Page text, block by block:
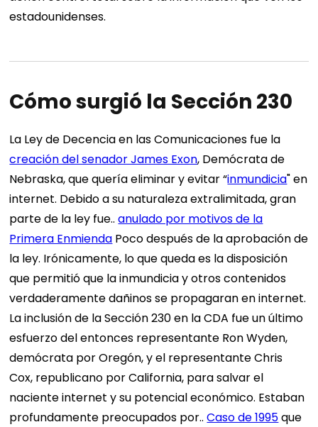
estadounidenses.
Cómo surgió la Sección 230
La Ley de Decencia en las Comunicaciones fue la
creación del senador James Exon, Demócrata de
Nebraska, que quería eliminar y evitar “inmundicia" en
internet. Debido a su naturaleza extralimitada, gran
parte de la ley fue..anulado por motivos de la
Primera Enmienda Poco después de la aprobación de
la ley. Irónicamente, lo que queda es la disposición
que permitió que la inmundicia y otros contenidos
verdaderamente dañinos se propagaran en internet.
La inclusión de la Sección 230 en la CDA fue un último
esfuerzo del entonces representante Ron Wyden,
demócrata por Oregón, y el representante Chris
Cox, republicano por California, para salvar el
naciente internet y su potencial económico. Estaban
profundamente preocupados por..Caso de 1995que